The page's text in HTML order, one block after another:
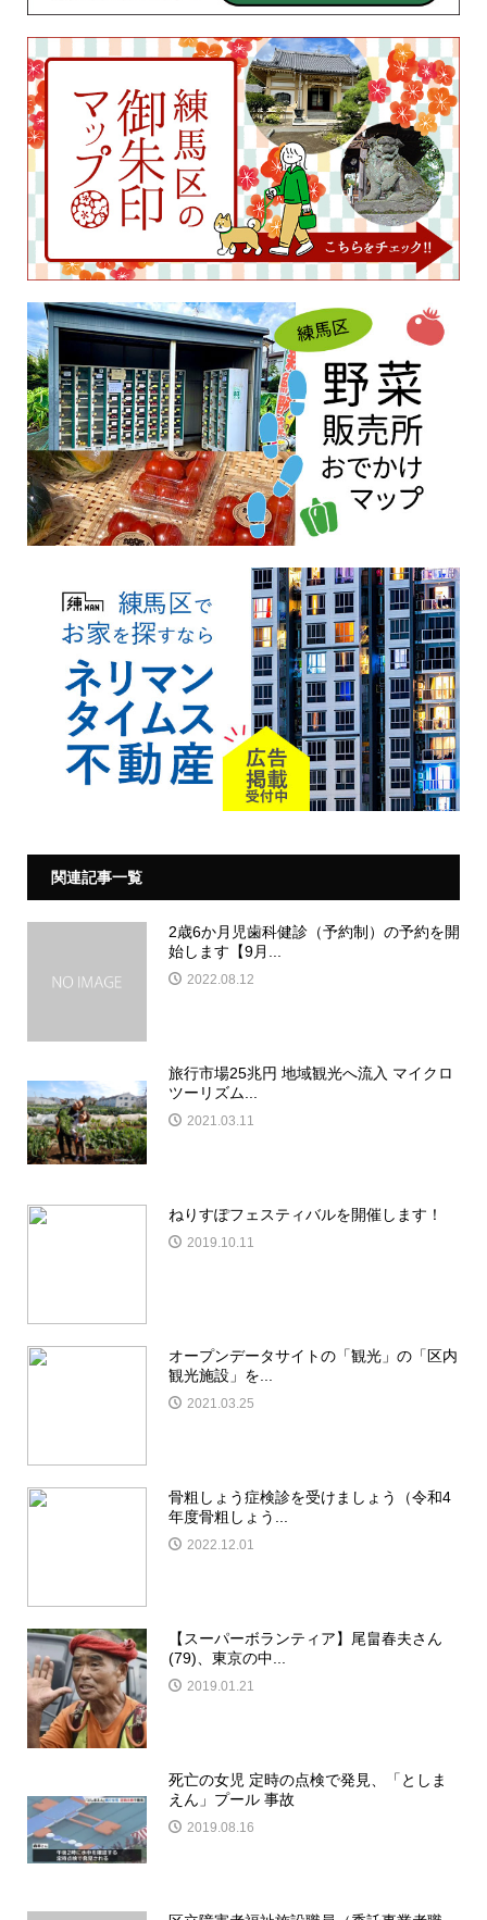
関連記事一覧
2歳6か月児歯科健診（予約制）の予約を開
始します【9月...
2022.08.12
旅行市場25兆円 地域観光へ流入 マイクロ
ツーリズム...
2021.03.11
ねりすぽフェスティバルを開催します！
2019.10.11
オープンデータサイトの「観光」の「区内
観光施設」を...
2021.03.25
骨粗しょう症検診を受けましょう（令和4
年度骨粗しょう...
2022.12.01
【スーパーボランティア】尾畠春夫さん
(79)、東京の中...
2019.01.21
死亡の女児 定時の点検で発見、「としま
えん」プール 事故
2019.08.16